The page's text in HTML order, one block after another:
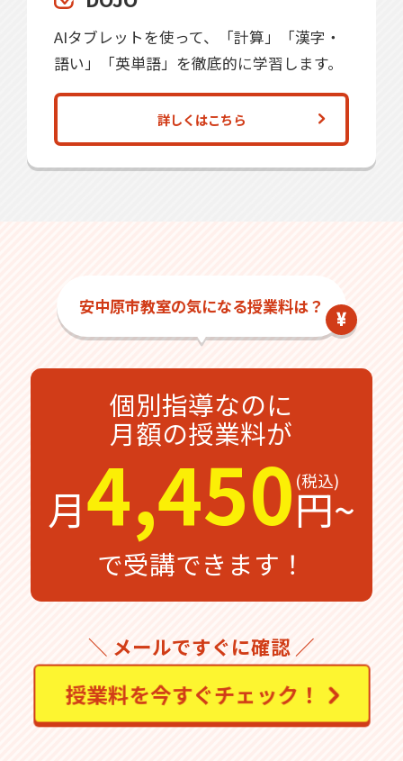
AIタブレットを使って、「計算」「漢字・
語い」「英単語」を徹底的に学習します。
詳しくはこちら
安中原市教室の気になる授業料は？
個別指導なのに
月額の授業料が
月4,450円~
で受講できます！
＼ メールですぐに確認 ／
授業料を今すぐチェック！